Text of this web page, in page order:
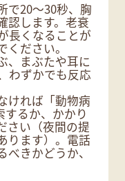
20〜30秒、胸
認します。老衰
長くなることが
ださい。
まぶたや耳に
わずかでも反応
れば「動物病
するか、かかり
さい（夜間の提
ります）。電話
きかどうか、